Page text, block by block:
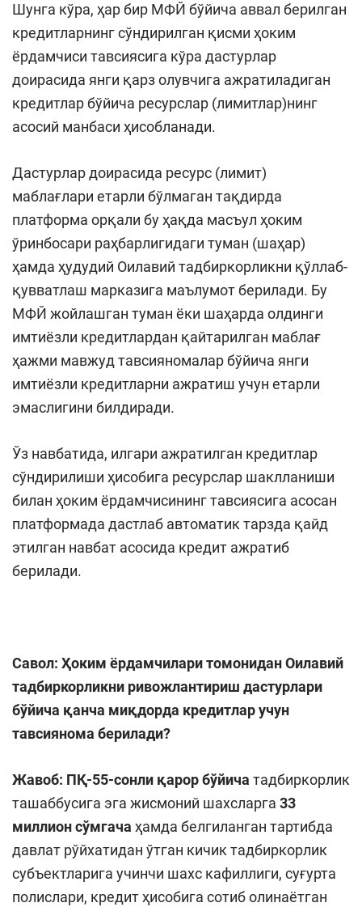
Шунга кўра, ҳар бир МФЙ бўйича аввал берилган
кредитларнинг сўндирилган қисми ҳоким
ёрдамчиси тавсиясига кўра дастурлар
доирасида янги қарз олувчига ажратиладиган
кредитлар бўйича ресурслар (лимитлар)нинг
асосий манбаси ҳисобланади.
Дастурлар доирасида ресурс (лимит)
маблағлари етарли бўлмаган тақдирда
платформа орқали бу ҳақда масъул ҳоким
ўринбосари раҳбарлигидаги туман (шаҳар)
ҳамда ҳудудий Оилавий тадбиркорликни қўллаб-
қувватлаш марказига маълумот берилади. Бу
МФЙ жойлашган туман ёки шаҳарда олдинги
имтиёзли кредитлардан қайтарилган маблағ
ҳажми мавжуд тавсияномалар бўйича янги
имтиёзли кредитларни ажратиш учун етарли
эмаслигини билдиради.
Ўз навбатида, илгари ажратилган кредитлар
сўндирилиши ҳисобига ресурслар шаклланиши
билан ҳоким ёрдамчисининг тавсиясига асосан
платформада дастлаб автоматик тарзда қайд
этилган навбат асосида кредит ажратиб
берилади.
Савол: Ҳоким ёрдамчилари томонидан Оилавий
тадбиркорликни ривожлантириш дастурлари
бўйича қанча миқдорда кредитлар учун
тавсиянома берилади?
Жавоб: ПҚ-55-сонли қарор бўйича тадбиркорлик
ташаббусига эга жисмоний шахсларга 33
миллион сўмгача ҳамда белгиланган тартибда
давлат рўйхатидан ўтган кичик тадбиркорлик
субъектларига учинчи шахс кафиллиги, суғурта
полислари, кредит ҳисобига сотиб олинаётган